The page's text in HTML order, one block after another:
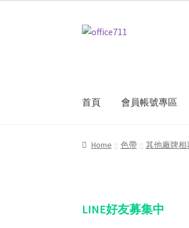
Skip
Skip
首頁 會員帳號專區
Home 我的帳號 結帳聯絡
Home 色帶 其他廠牌相
LINE好友募集中